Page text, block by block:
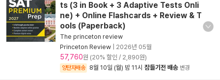
ts (3 in Book + 3 Adaptive Tests Onli
ne) + Online Flashcards + Review & T
ools (Paperback)
The princeton review
Princeton Review
2026년 05월
57,760원 (20% 할인 / 2,890원)
양탄자배송 8월 10일 (월) 밤 11시 잠들기전 배송 변경